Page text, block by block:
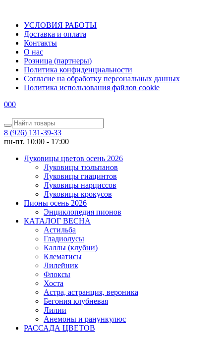
УСЛОВИЯ РАБОТЫ
Доставка и оплата
Контакты
О наc
Розница (партнеры)
Политика конфиденциальности
Согласие на обработку персональных данных
Политика использования файлов сookie
000
8 (926) 131-39-33
пн-пт. 10:00 - 17:00
Луковицы цветов осень 2026
Луковицы тюльпанов
Луковицы гиацинтов
Луковицы нарциссов
Луковицы крокусов
Пионы осень 2026
Энциклопедия пионов
КАТАЛОГ ВЕСНА
Астильба
Гладиолусы
Каллы (клубни)
Клематисы
Лилейник
Флоксы
Хоста
Астра, астранция, вероника
Бегония клубневая
Лилии
Анемоны и ранункулюс
РАССАДА ЦВЕТОВ